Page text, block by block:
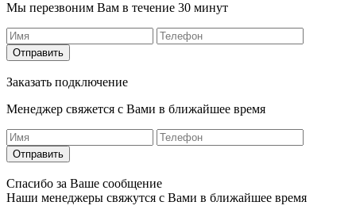
Мы перезвоним Вам в течение 30 минут
Отправить
Заказать подключение
Менеджер свяжется с Вами в ближайшее время
Отправить
Спасибо за Ваше сообщение
Наши менеджеры свяжутся с Вами в ближайшее время